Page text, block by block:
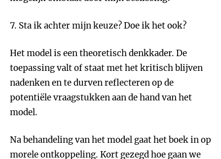
7. Sta ik achter mijn keuze? Doe ik het ook?
Het model is een theoretisch denkkader. De
toepassing valt of staat met het kritisch blijven
nadenken en te durven reflecteren op de
potentiële vraagstukken aan de hand van het
model.
Na behandeling van het model gaat het boek in op
morele ontkoppeling. Kort gezegd hoe gaan we